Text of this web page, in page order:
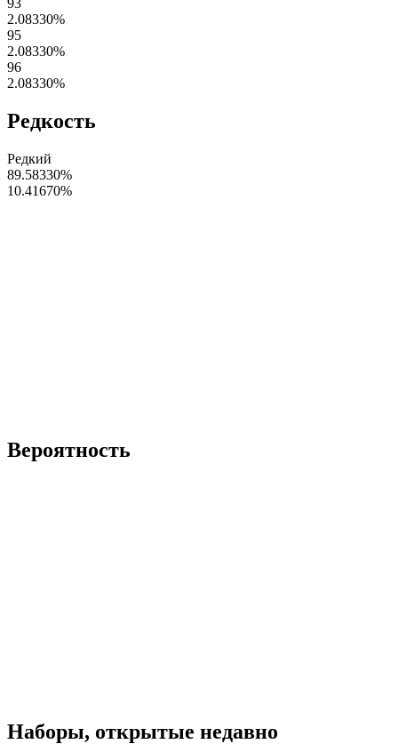
2.08330%
95
2.08330%
96
2.08330%
Редкость
Редкий
89.58330%
10.41670%
Вероятность
Наборы, открытые недавно